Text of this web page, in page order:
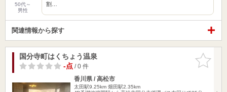
50代～
男性
割…
関連情報から探す
お気に入
りに追加
国分寺町はくちょう温泉
-点/ 0 件
香川県 / 高松市
太田駅9.25km 畑田駅2.35km